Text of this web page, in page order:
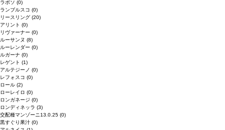
ラボソ (0)
ランブルスコ (0)
リースリング (20)
アリント (0)
リヴァーナー (0)
ルーサンヌ (8)
ルーレンダー (0)
ルガーナ (0)
レゲント (1)
アルテジーノ (0)
レフォスコ (0)
ロール (2)
ローレイロ (0)
ロンガネージ (0)
ロンディネッラ (3)
交配種マンゾーニ13.0.25 (0)
黒すぐり果汁 (0)